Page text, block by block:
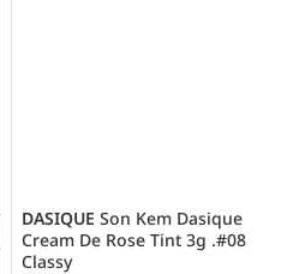
DASIQUE Son Kem Dasique
Cream De Rose Tint 3g .#08
Classy